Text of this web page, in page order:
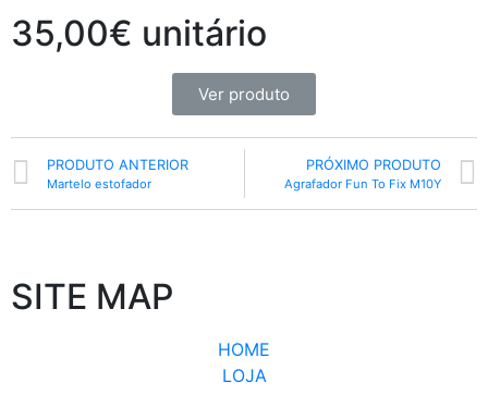
35,00€ unitário
Ver produto
PRODUTO ANTERIOR
Martelo estofador
PRÓXIMO PRODUTO
Agrafador Fun To Fix M10Y
SITE MAP
HOME
LOJA